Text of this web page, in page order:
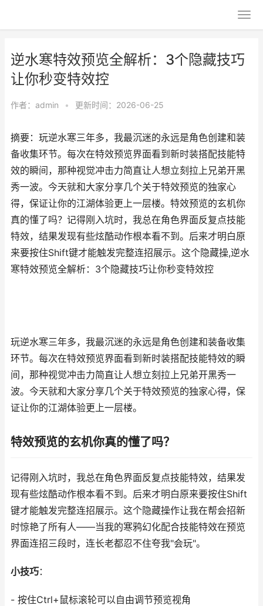
逆水寒特效预览全解析：3个隐藏技巧
让你秒变特效控
作者： admin • 更新时间：2026-06-25
摘要：玩逆水寒三年多，我最沉迷的永远是角色创建和装
备收集环节。每次在特效预览界面看到新时装搭配技能特
效的瞬间，那种视觉冲击力简直让人想立刻拉上兄弟开黑
秀一波。今天就和大家分享几个关于特效预览的独家心
得，保证让你的江湖体验更上一层楼。特效预览的玄机你
真的懂了吗？记得刚入坑时，我总在角色界面反复点技能
特效，结果发现有些炫酷动作根本看不到。后来才明白原
来要按住Shift键才能触发完整连招展示。这个隐藏操,逆水
寒特效预览全解析：3个隐藏技巧让你秒变特效控
玩逆水寒三年多，我最沉迷的永远是角色创建和装备收集
环节。每次在特效预览界面看到新时装搭配技能特效的瞬
间，那种视觉冲击力简直让人想立刻拉上兄弟开黑秀一
波。今天就和大家分享几个关于特效预览的独家心得，保
证让你的江湖体验更上一层楼。
特效预览的玄机你真的懂了吗？
记得刚入坑时，我总在角色界面反复点技能特效，结果发
现有些炫酷动作根本看不到。后来才明白原来要按住Shift
键才能触发完整连招展示。这个隐藏操作让我在帮会招新
时惊艳了所有人——当我的寒鸦幻化配合技能特效在预览
界面连招三段时，连长老都忍不住夸我"会玩"。
小技巧：
- 按住Ctrl+鼠标滚轮可以自由调节预览视角